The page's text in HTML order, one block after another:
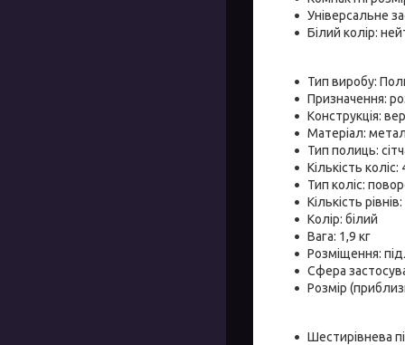
Універсальне
Білий колір:
Тип виробу:
Призначення:
Конструкція:
Матеріал:
Тип полиць:
Кількість коліс:
Тип коліс:
Кількість
Колір: білий
Вага: 1,9 кг
Розміщення:
Сфера
Розмір
Шестирівнева